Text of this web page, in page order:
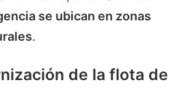
se ubican en zonas
.
de la flota de